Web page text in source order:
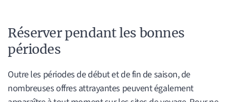
Réserver pendant les bonnes
périodes
Outre les périodes de début et de fin de saison, de
nombreuses offres attrayantes peuvent également